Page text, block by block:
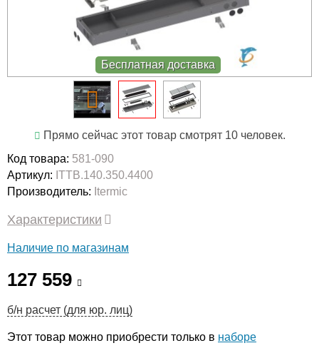
Бесплатная доставка
Прямо сейчас этот товар смотрят 10 человек.
Код товара: 581-090
Артикул: ITTB.140.350.4400
Производитель: Itermic
Характеристики
Наличие по магазинам
127 559
б/н расчет (для юр. лиц)
Этот товар можно приобрести только в наборе